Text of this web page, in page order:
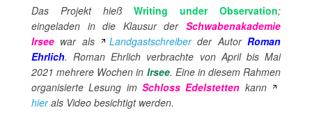
Das Projekt hießWriting under Observation;
eingeladen in die Klausur der Schwabenakademie
Irsee war als Landgastschreiberder Autor Roman
Ehrlich. Roman Ehrlich verbrachte von April bis Mai
2021 mehrere Wochen in Irsee. Eine in diesem Rahmen
organisierte Lesung im Schloss Edelstetten kann
hierals Video besichtigt werden.